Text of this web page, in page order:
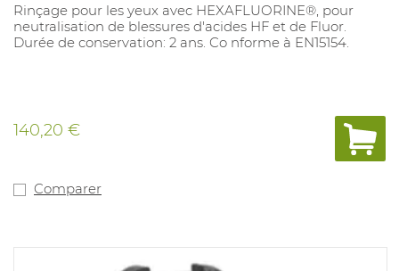
Rinçage pour les yeux avec HEXAFLUORINE®, pour
neutralisation de blessures d'acides HF et de Fluor.
Durée de conservation: 2 ans. Co nforme à EN15154.
140,20 €
Comparer